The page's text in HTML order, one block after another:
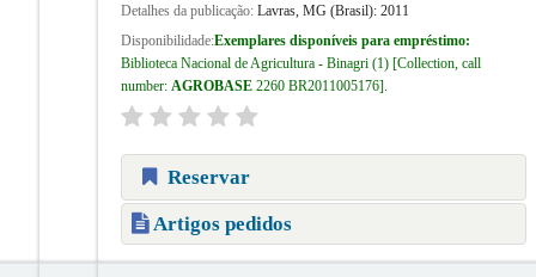
Detalhes da publicação: Lavras, MG (Brasil): 2011
Disponibilidade:Exemplares disponíveis para empréstimo:
Biblioteca Nacional de Agricultura - Binagri(1) Collection, call
number: AGROBASE 2260 BR2011005176 .
Reservar
Artigos pedidos